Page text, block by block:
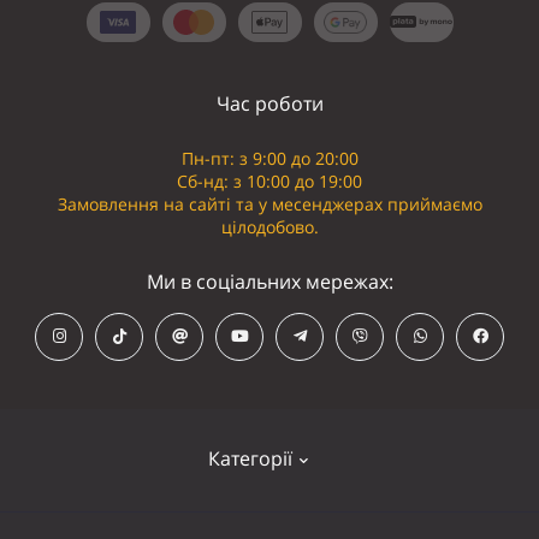
Категорії
Час роботи
Пн-пт: з 9:00 до 20:00
Сб-нд: з 10:00 до 19:00
Замовлення на сайті та у месенджерах приймаємо
цілодобово.
Ми в соціальних мережах: